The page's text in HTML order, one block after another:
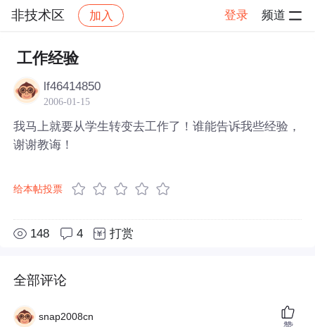
非技术区 加入 登录 频道
社区 非技术区
工作经验
lf46414850
2006-01-15
我马上就要从学生转变去工作了！谁能告诉我些经验，
谢谢教诲！
给本帖投票
148 4 打赏
全部评论
snap2008cn